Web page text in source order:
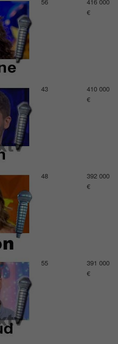
€
43
410 000
€
48
392 000
€
55
391 000
€